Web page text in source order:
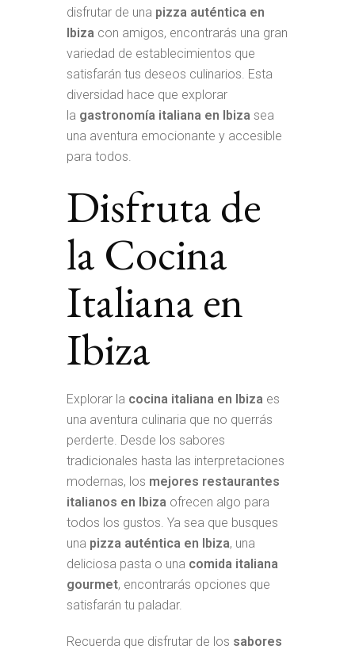
disfrutar de una pizza auténtica en
Ibiza con amigos, encontrarás una gran
variedad de establecimientos que
satisfarán tus deseos culinarios. Esta
diversidad hace que explorar
la gastronomía italiana en Ibiza sea
una aventura emocionante y accesible
para todos.
Disfruta de
la Cocina
Italiana en
Ibiza
Explorar la cocina italiana en Ibiza es
una aventura culinaria que no querrás
perderte. Desde los sabores
tradicionales hasta las interpretaciones
modernas, los mejores restaurantes
italianos en Ibiza ofrecen algo para
todos los gustos. Ya sea que busques
una pizza auténtica en Ibiza, una
deliciosa pasta o una comida italiana
gourmet, encontrarás opciones que
satisfarán tu paladar.
Recuerda que disfrutar de los sabores